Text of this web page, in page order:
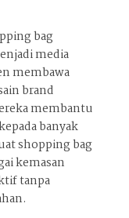
bag
media
membawa
brand
membantu
banyak
shopping bag
kemasan
tanpa